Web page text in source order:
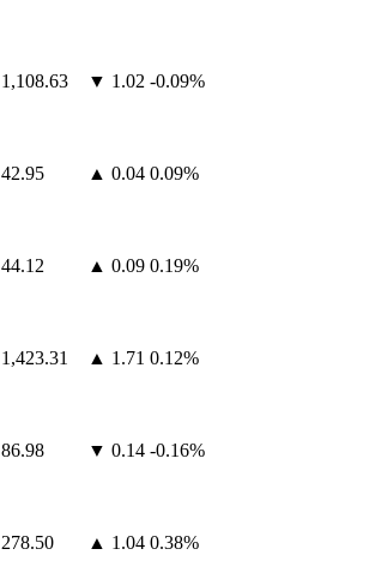
1,108.63 ▼ 1.02 -0.09%
42.95 ▲ 0.04 0.09%
44.12 ▲ 0.09 0.19%
1,423.31 ▲ 1.71 0.12%
86.98 ▼ 0.14 -0.16%
278.50 ▲ 1.04 0.38%